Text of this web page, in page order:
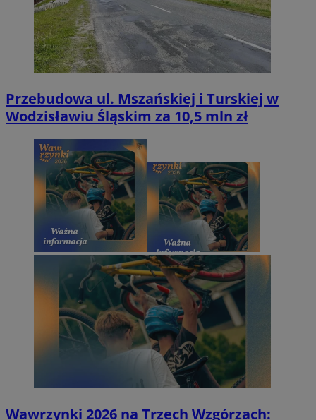
Przebudowa ul. Mszańskiej i Turskiej w
Wodzisławiu Śląskim za 10,5 mln zł
Wawrzynki 2026 na Trzech Wzgórzach: